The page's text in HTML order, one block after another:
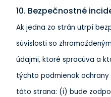
10. Bezpečnostné
Ak jedna zo strán utrpí
súvislosti so
údajmi, ktoré spracúva a
týchto podmienok
táto strana: (i) bude